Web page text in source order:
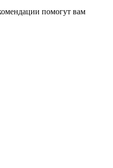
помогут вам